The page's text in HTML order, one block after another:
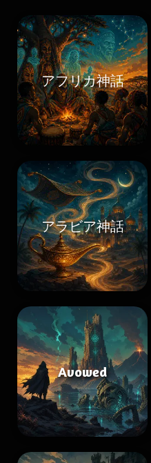
アフリカ神話
アラビア神話
Avowed